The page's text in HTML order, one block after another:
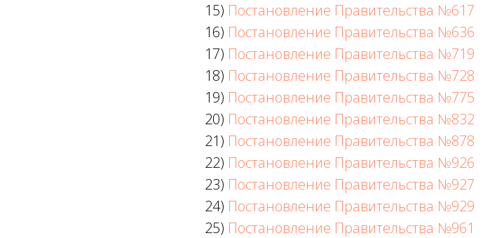
15) Постановление Правительства №617
16) Постановление Правительства №636
17) Постановление Правительства №719
18) Постановление Правительства №728
19) Постановление Правительства №775
20) Постановление Правительства №832
21) Постановление Правительства №878
22) Постановление Правительства №926
23) Постановление Правительства №927
24) Постановление Правительства №929
25) Постановление Правительства №961